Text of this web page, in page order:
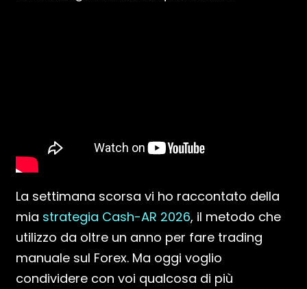
La settimana scorsa vi ho raccontato della
mia strategia Cash-AR 2026, il metodo che
utilizzo da oltre un anno per fare trading
manuale sul Forex. Ma oggi voglio
condividere con voi qualcosa di più